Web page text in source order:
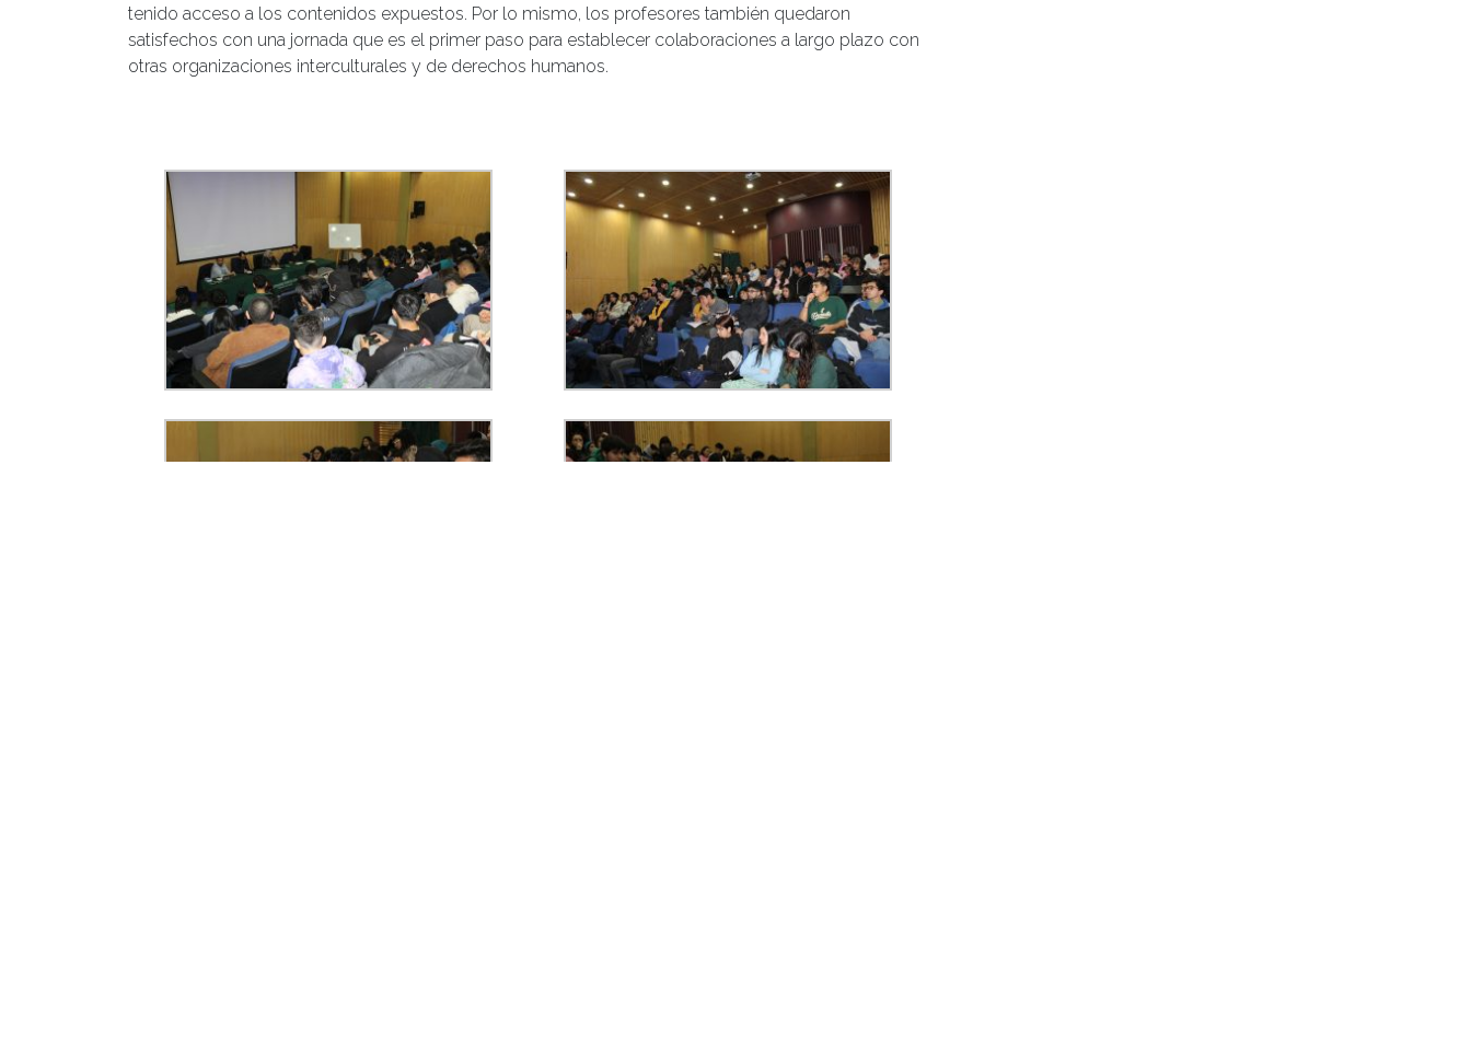
tenido acceso a los contenidos expuestos. Por lo mismo, los profesores también quedaron
satisfechos con una jornada que es el primer paso para establecer colaboraciones a largo plazo con
otras organizaciones interculturales y de derechos humanos.